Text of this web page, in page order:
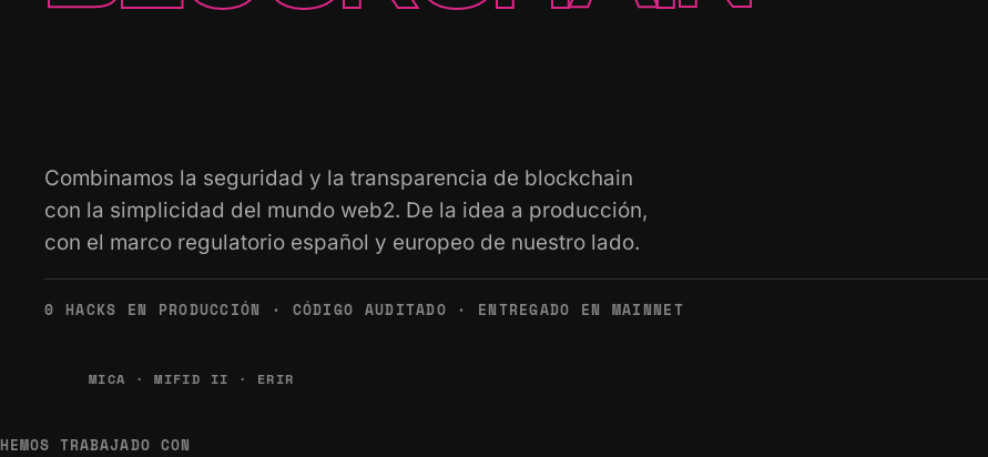
MICA · MIFID II · ERIR
Combinamos la seguridad y la transparencia de blockchain
con la simplicidad del mundo web2. De la idea a producción,
con el marco regulatorio español y europeo de nuestro lado.
0 HACKS EN PRODUCCIÓN · CÓDIGO AUDITADO · ENTREGADO EN MAINNET
HEMOS TRABAJADO CON